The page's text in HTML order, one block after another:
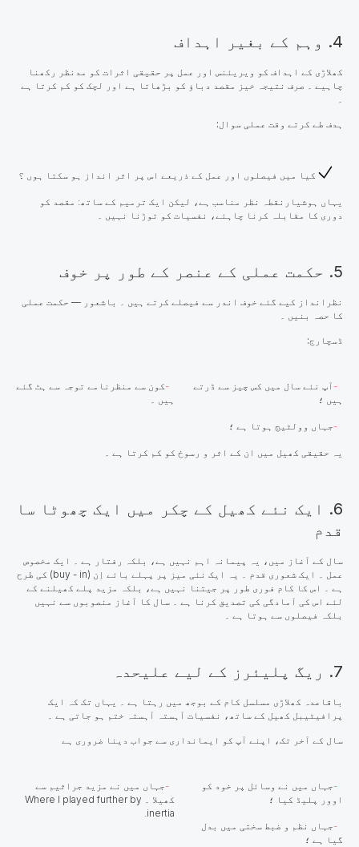
4. وہم کے بغیر اہداف
کھلاڑی کے اہداف کو ویریئنس اور عمل پر حقیقی اثرات کو مدنظر رکھنا
چاہیے ۔ صرف نتیجہ خیز مقصد دباؤ کو بڑھاتا ہے اور لچک کو کم کرتا ہے
۔
ہدف طے کرتے وقت عملی سوال:
کیا میں فیصلوں اور عمل کے ذریعے اس پر اثر انداز ہو سکتا ہوں ؟
یہاں ہوشیار نقطہ نظر مناسب ہے، لیکن ایک ترمیم کے ساتھ: مقصد کو
دوری کا مقابلہ کرنا چاہئے، نفسیات کو توڑنا نہیں ۔
5. حکمت عملی کے عنصر کے طور پر خوف
نظرانداز کیے گئے خوف اندر سے فیصلے کرتے ہیں ۔ باشعور — حکمت عملی
کا حصہ بنیں ۔
ڈسچارج:
آپ نئے سال میں کس چیز سے ڈرتے
ہیں ؛
جہاں وولٹیج ہوتا ہے ؛
کون سے منظرنامے توجہ سے ہٹ گئے
ہیں ۔
یہ حقیقی کھیل میں ان کے اثر و رسوخ کو کم کرتا ہے ۔
6. ایک نئے کھیل کے چکر میں ایک چھوٹا سا
قدم
سال کے آغاز میں، یہ پیمانہ اہم نہیں ہے، بلکہ رفتار ہے ۔ ایک مخصوص
عمل ۔ ایک شعوری قدم ۔ یہ ایک نئی میز پر پہلے بائے اِن (buy - in) کی طرح
ہے ۔ اس کا کام فوری طور پر جیتنا نہیں ہے، بلکہ مزید پلے کھیلنے کے
لئے اس کی آمادگی کی تصدیق کرنا ہے ۔ سال کا آغاز منصوبوں سے نہیں
بلکہ فیصلوں سے ہوتا ہے ۔
7. ریگ پلیئرز کے لیے علیحدہ
باقاعدہ کھلاڑی مسلسل کام کے بوجھ میں رہتا ہے ۔ یہاں تک کہ ایک
پرافیٹیبل کھیل کے ساتھ، نفسیات آہستہ آہستہ ختم ہو جاتی ہے ۔
سال کے آخر تک، اپنے آپ کو ایمانداری سے جواب دینا ضروری ہے
جہاں میں نے وسائل پر خود کو
اوور پلیڈ کیا ؛
جہاں نظم و ضبط سختی میں بدل
گیا ہے ؛
جہاں میں نے مزید جراثیم سے
کھیلا ۔ Where I played further by
inertia.